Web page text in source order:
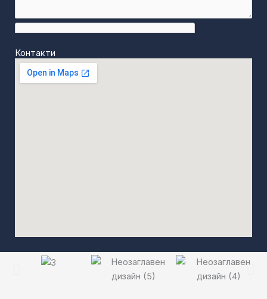
ИЗПРАТИ
Контакти